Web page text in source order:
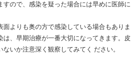
すので、感染を疑った場合には早めに医師に
よりも奥の方で感染している場合もありま
は、早期治療が一番大切になってきます。皮
いか注意深く観察してみてく ださい。